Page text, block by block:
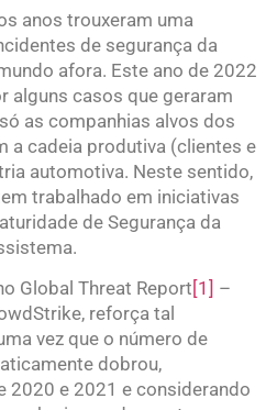
anos trouxeram uma
de segurança da
afora. Este ano de 2022
alguns casos que geraram
as companhias alvos dos
a cadeia produtiva (clientes e
automotiva. Neste sentido,
trabalhado em iniciativas
de Segurança da
Global Threat Report [1] –
reforça tal
vez que o número de
dobrou,
2020 e 2021 e considerando